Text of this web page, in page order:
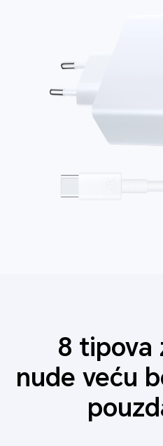
8 tipova
nude veću